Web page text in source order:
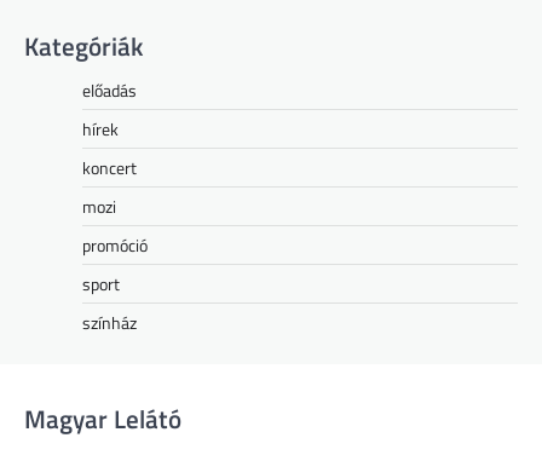
Kategóriák
előadás
hírek
koncert
mozi
promóció
sport
színház
Magyar Lelátó